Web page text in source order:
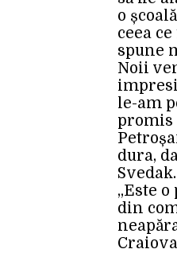
o
ceea
spune
Noii
le-am
promis
dura,
Svedak.
„Este
din